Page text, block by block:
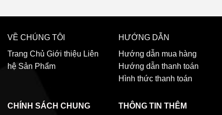
VỀ CHÚNG TÔI
Trang Chủ Giới thiệu Liên
hệ Sản Phẩm
HƯỚNG DẪN
Hướng dẫn mua hàng
Hướng dẫn thanh toán
Hình thức thanh toán
CHÍNH SÁCH CHUNG
THÔNG TIN THÊM